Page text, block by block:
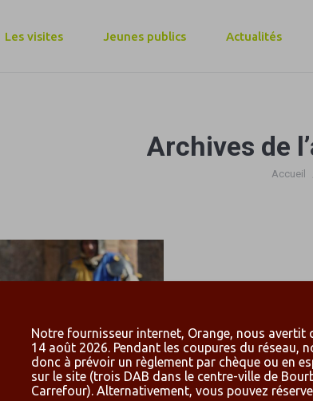
Les visites Jeunes publics Actualités
Archives de
Vous
Accueil
Notre fournisseur internet, Orange, nous avertit
14 août 2026. Pendant les coupures du réseau,
donc à prévoir un règlement par chèque ou en
sur le site (trois DAB dans le centre-ville de
Carrefour). Alternativement, vous pouvez